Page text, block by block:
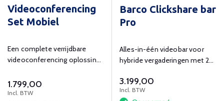
Videoconferencing
Set Mobiel
Een complete verrijdbare
videoconferencing oplossing
1.799,00
Incl. BTW
Barco Clickshare bar
Pro
Alles-in-één videobar voor
hybride vergaderingen met 2
3.199,00
Incl. BTW